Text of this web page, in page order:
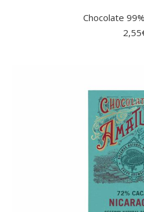
Chocolate
2,55